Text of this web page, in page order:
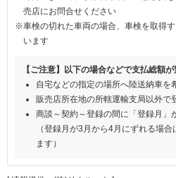
売店にお問合せください
※車検の切れた車両の場合、車検を取得
います
【ご注意】以下の場合などで支払総額
自宅などの指定の場所へ陸送納車を
販売店所在地の所轄運輸支局以外で
商談～契約～登録の間に「登録月」
（登録月が3月から4月にずれる場
ます）